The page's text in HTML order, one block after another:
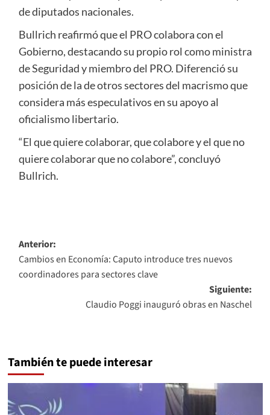
de diputados nacionales.
Bullrich reafirmó que el PRO colabora con el
Gobierno, destacando su propio rol como ministra
de Seguridad y miembro del PRO. Diferenció su
posición de la de otros sectores del macrismo que
considera más especulativos en su apoyo al
oficialismo libertario.
“El que quiere colaborar, que colabore y el que no
quiere colaborar que no colabore”, concluyó
Bullrich.
Navegación
de
entradas
Anterior:
Cambios en Economía: Caputo introduce tres nuevos
coordinadores para sectores clave
Siguiente:
Claudio Poggi inauguró obras en Naschel
También te puede interesar